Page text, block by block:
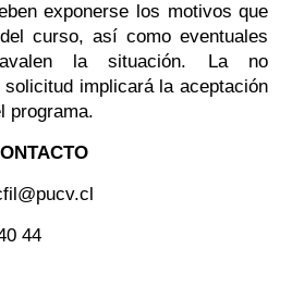
exponerse los motivos que
curso, así como eventuales
la situación. La no
implicará la aceptación
programa.
44